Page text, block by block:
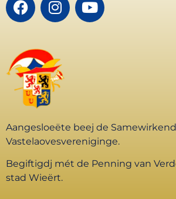
Aangesloeëte beej de
Vastelaovesvereniginge.
Begiftigdj mét de Penning van
stad Wieërt.